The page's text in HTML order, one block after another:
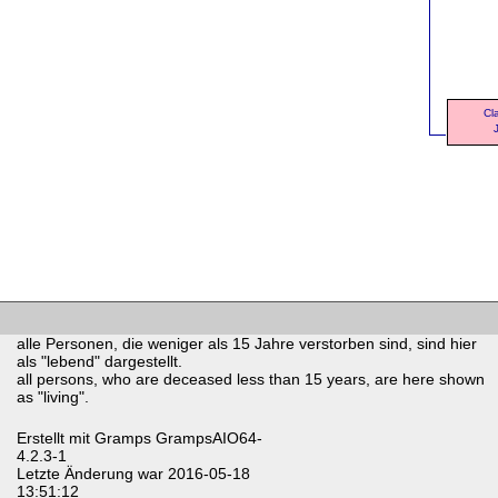
alle Personen, die weniger als 15 Jahre verstorben sind, sind hier
als "lebend" dargestellt.
all persons, who are deceased less than 15 years, are here shown
as "living".
Erstellt mit Gramps GrampsAIO64-
4.2.3-1
Letzte Änderung war 2016-05-18
13:51:12